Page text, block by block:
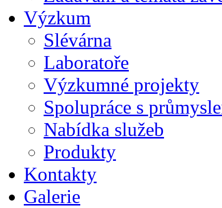
Výzkum
Slévárna
Laboratoře
Výzkumné projekty
Spolupráce s
Nabídka služeb
Produkty
Kontakty
Galerie